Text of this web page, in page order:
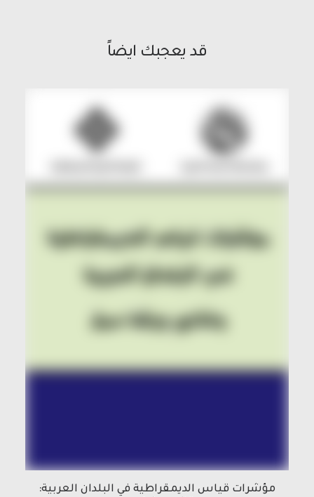
قد يعجبك ايضاً
مؤشرات قياس الديمقراطية في البلدان العربية: